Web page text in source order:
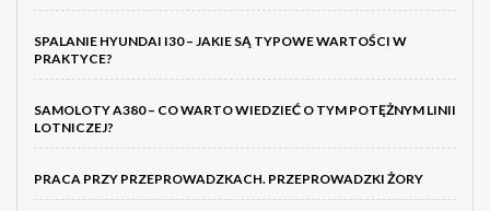
SPALANIE HYUNDAI I30 – JAKIE SĄ TYPOWE WARTOŚCI W
PRAKTYCE?
SAMOLOTY A380 – CO WARTO WIEDZIEĆ O TYM POTĘŻNYM LINII
LOTNICZEJ?
PRACA PRZY PRZEPROWADZKACH. PRZEPROWADZKI ŻORY